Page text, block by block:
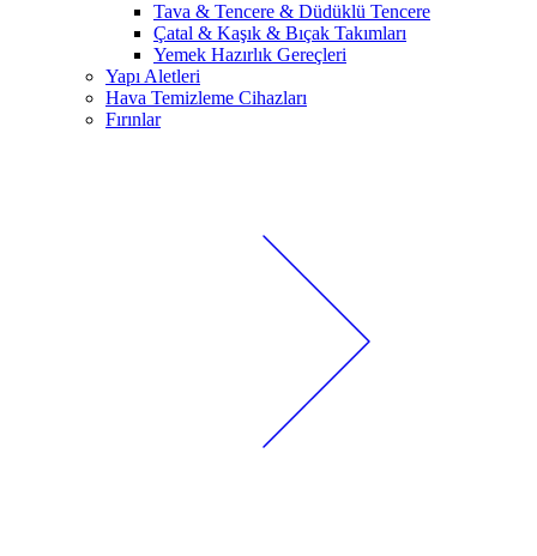
Tava & Tencere & Düdüklü Tencere
Çatal & Kaşık & Bıçak Takımları
Yemek Hazırlık Gereçleri
Yapı Aletleri
Hava Temizleme Cihazları
Fırınlar